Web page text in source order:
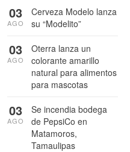
Cerveza Modelo lanza
su “Modelito”
03
AGO
Oterra lanza un
colorante amarillo
natural para alimentos
para mascotas
03
AGO
Se incendia bodega
de PepsiCo en
Matamoros,
Tamaulipas
03
AGO